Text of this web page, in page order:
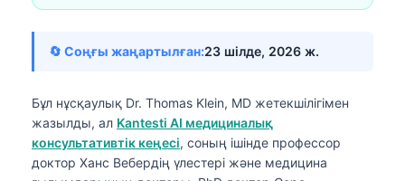
🔄 Соңғы жаңартылған:23 шілде, 2026 ж.
Бұл нұсқаулық Dr. Thomas Klein, MD жетекшілігімен
жазылды, ал Kantesti AI медициналық
консультативтік кеңесі, соның ішінде профессор
доктор Ханс Вебердің үлестері және медицина